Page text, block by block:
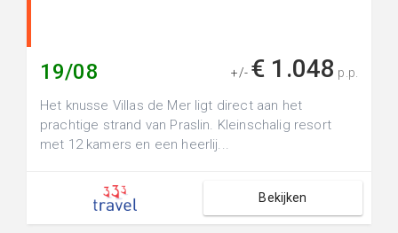
19/08 +/- € 1.048 p.p.
Het knusse Villas de Mer ligt direct aan het
prachtige strand van Praslin. Kleinschalig resort
met 12 kamers en een heerlij...
Bekijken